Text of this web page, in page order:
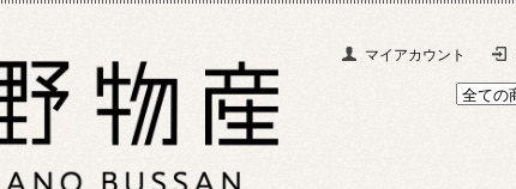
マイアカウント